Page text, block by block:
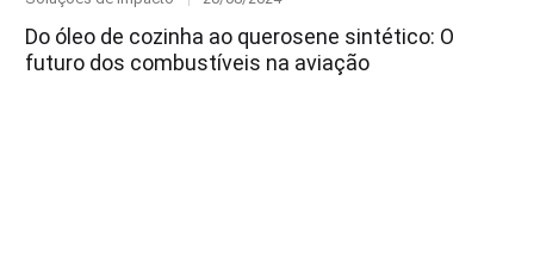
Do óleo de cozinha ao querosene sintético: O
futuro dos combustíveis na aviação